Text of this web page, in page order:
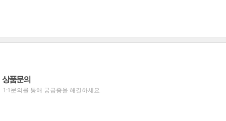
상품문의
1:1문의를 통해 궁금증을 해결하세요.